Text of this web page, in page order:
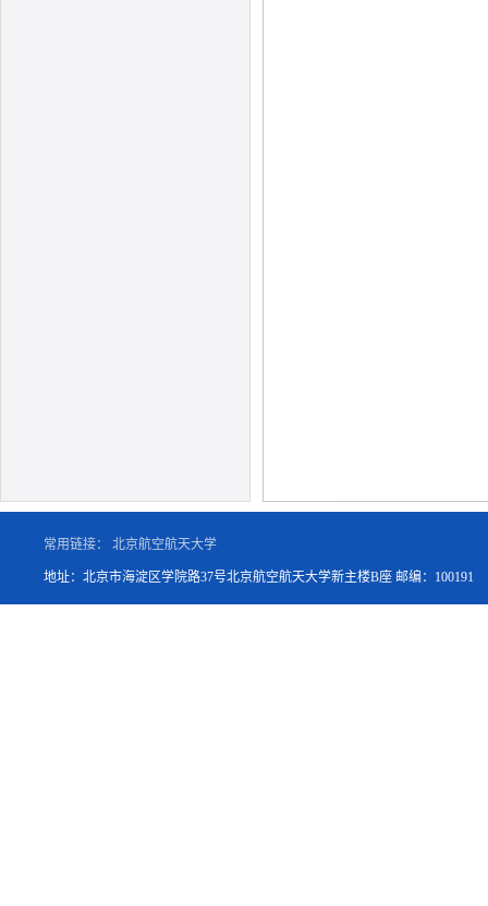
常用链接： 北京航空航天大学
地址：北京市海淀区学院路37号北京航空航天大学新主楼B座 邮编：100191